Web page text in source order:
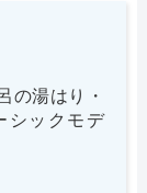
の湯はり・
シックモデ